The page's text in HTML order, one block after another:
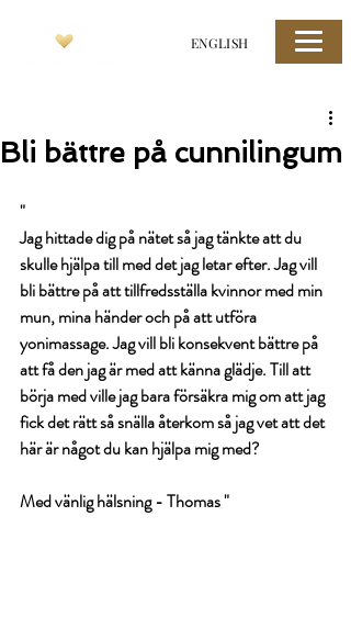
ENGLISH
Bli bättre på cunnilingum
"
Jag hittade dig på nätet så jag tänkte att du
skulle hjälpa till med det jag letar efter. Jag vill
bli bättre på att tillfredsställa kvinnor med min
mun, mina händer och på att utföra
yonimassage. Jag vill bli konsekvent bättre på
att få den jag är med att känna glädje. Till att
börja med ville jag bara försäkra mig om att jag
fick det rätt så snälla återkom så jag vet att det
här är något du kan hjälpa mig med?
Med vänlig hälsning - Thomas "